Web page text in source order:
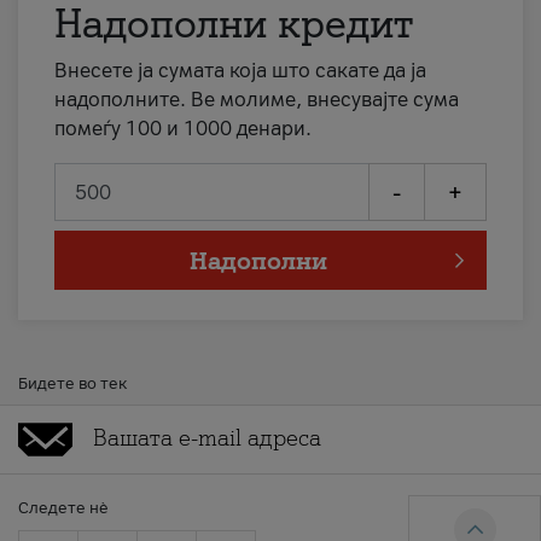
Надополни кредит
Внесете ја сумата која што сакате да ја
надополните. Ве молиме, внесувајте сума
помеѓу 100 и 1000 денари.
- +
Надополни
Бидете во тек
Следете нè